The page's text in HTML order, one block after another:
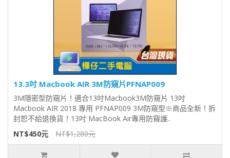
13.3吋 Macbook AIR 3M防窺片PFNAP009
3M隱密型防窺片！適合13吋Macbook3M防窺片 13吋
Macbook AIR 2018 專用 PFNAP009 3M防窺型※商品全新！拆
封恕不給退換貨！13吋 MacBook Air專用防窺護..
NT$450元
NT$1,280元